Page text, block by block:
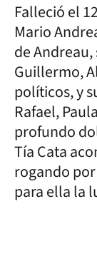
Falleció el
Mario
de
Guillermo,
políticos, y
Rafael,
profundo
Tía Cata
rogando
para ella la